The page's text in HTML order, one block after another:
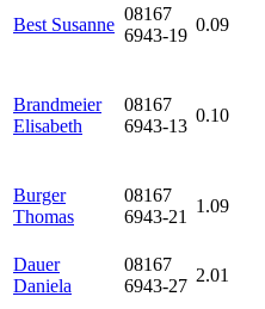
Best Susanne
08167
6943-19
0.09
Brandmeier
Elisabeth
08167
6943-13
0.10
Burger
Thomas
08167
6943-21
1.09
Dauer
Daniela
08167
6943-27
2.01